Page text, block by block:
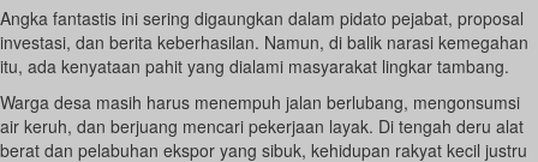
Angka fantastis ini sering digaungkan dalam pidato pejabat, proposal
investasi, dan berita keberhasilan. Namun, di balik narasi kemegahan
itu, ada kenyataan pahit yang dialami masyarakat lingkar tambang.
Warga desa masih harus menempuh jalan berlubang, mengonsumsi
air keruh, dan berjuang mencari pekerjaan layak. Di tengah deru alat
berat dan pelabuhan ekspor yang sibuk, kehidupan rakyat kecil justru